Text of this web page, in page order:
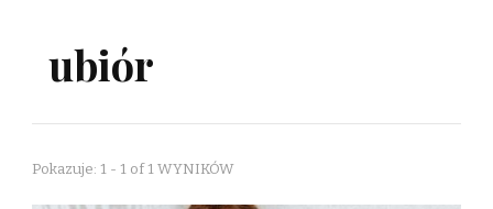
ubiór
Pokazuje: 1 - 1 of 1 WYNIKÓW